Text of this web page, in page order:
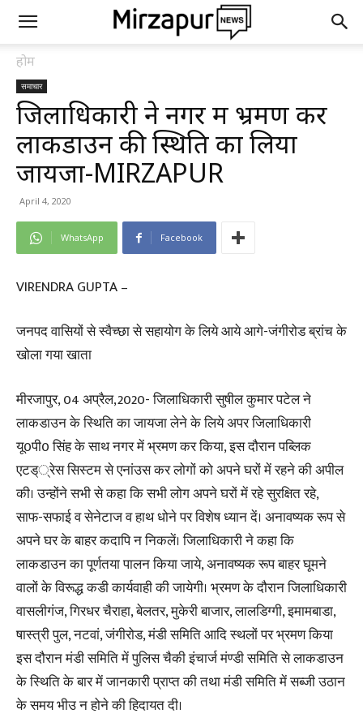
होम
समाचार
जिलाधिकारी ने नगर में भ्रमण कर
लाकडाउन की स्थिति का लिया
जायजा-MIRZAPUR
April 4, 2020
WhatsApp Facebook
VIRENDRA GUPTA –
जनपद वासियों से स्वैच्छा से सहायोग के लिये आये आगे-जंगीरोड ब्रांच के
खोला गया खाता
मीरजापुर, 04 अप्रैल,2020- जिलाधिकारी सुषील कुमार पटेल ने
लाकडाउन के स्थिति का जायजा लेने के लिये अपर जिलाधिकारी
यू0पी0 सिंह के साथ नगर में भ्रमण कर किया, इस दौरान पब्लिक
एटड््रेस सिस्टम से एनांउस कर लोगों को अपने घरों में रहने की अपील
की। उन्होंने सभी से कहा कि सभी लोग अपने घरों में रहे सुरक्षित रहे,
साफ-सफाई व सेनेटाज व हाथ धोने पर विशेष ध्यान दें। अनावष्यक रूप से
अपने घर के बाहर कदापि न निकलें। जिलाधिकारी ने कहा कि
लाकडाउन का पूर्णतया पालन किया जाये, अनावष्यक रूप बाहर घूमने
वालों के विरूद्ध कडी कार्यवाही की जायेगी। भ्रमण के दौरान जिलाधिकारी
वासलीगंज, गिरधर चैराहा, बेलतर, मुकेरी बाजार, लालडिग्गी, इमामबाडा,
षास्त्री पुल, नटवां, जंगीरोड, मंडी समिति आदि स्थलों पर भ्रमण किया
इस दौरान मंडी समिति में पुलिस चैकी इंचार्ज मंण्डी समिति से लाकडाउन
के स्थिति के बार में जानकारी प्राप्त की तथा मंडी समिति में सब्जी उठान
के समय भीउ न होने की हिदायत दी।